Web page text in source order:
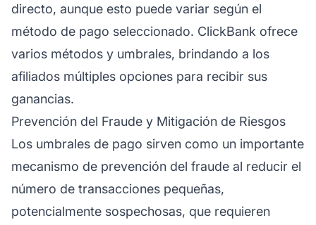
directo, aunque esto puede variar según el
método de pago seleccionado. ClickBank ofrece
varios métodos y umbrales, brindando a los
afiliados múltiples opciones para recibir sus
ganancias.
Prevención del Fraude y Mitigación de Riesgos
Los umbrales de pago sirven como un importante
mecanismo de prevención del fraude al reducir el
número de transacciones pequeñas,
potencialmente sospechosas, que requieren